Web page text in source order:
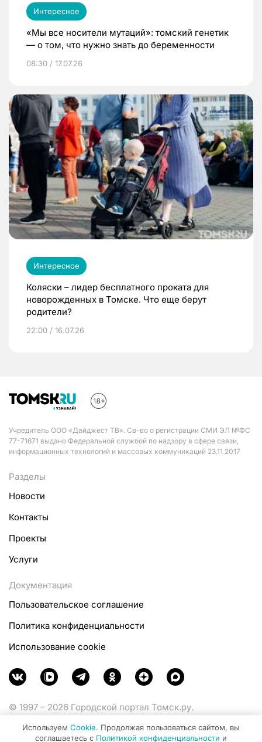
Интересное
«Мы все носители мутаций»: томский генетик
— о том, что нужно знать до беременности
08:30 / 17.07.26
Интересное
Коляски – лидер бесплатного проката для
новорожденных в Томске. Что еще берут
родители?
22:00 / 16.07.26
Учредитель ООО «Дайджест ТВ». Св-во о регистрации СМИ ЭЛ №ФС
77-71671 выдано Федеральной службой по надзору в сфере связи,
информационных технологий и массовых коммуникаций 23.11.2017
Разделы
Новости
Контакты
Проекты
Услуги
Документация
Пользовательское соглашение
Политика конфиденциальности
Использование cookie
© 1997 – 2026 Городской портал Томск.ру.
Министерства цифрового развития, связи и массовых
Используем Cookie. Продолжая пользоваться сайтом, вы
соглашаетесь с Политикой конфиденциальности и